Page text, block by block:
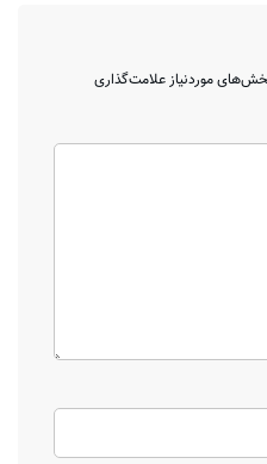
موردنیاز علامت‌گذاری